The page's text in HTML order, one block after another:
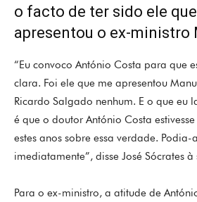
o facto de ter sido ele
apresentou o ex-ministro
“Eu convoco António Costa para que
clara. Foi ele que me apresentou
Ricardo Salgado nenhum. E o que eu
é que o doutor António Costa
estes anos sobre essa verdade. Podia-
imediatamente”, disse José Sócrates
Para o ex-ministro, a atitude de